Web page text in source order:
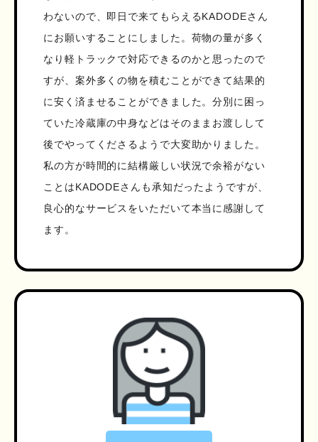
わないので、即日で来てもらえるKADODEさん
にお願いすることにしました。荷物の量が多く
なり軽トラックで対応できるのかと思ったので
すが、案外多くの物を積むことができて結果的
に安く済ませることができました。分別に困っ
ていた冷蔵庫の中身などはそのままお渡しして
後でやってくださるようで大変助かりました。
私の方が時間的に結構厳しい状況で余裕がない
ことはKADODEさんも承知だったようですが、
良心的なサービスをいただいて本当に感謝して
ます。